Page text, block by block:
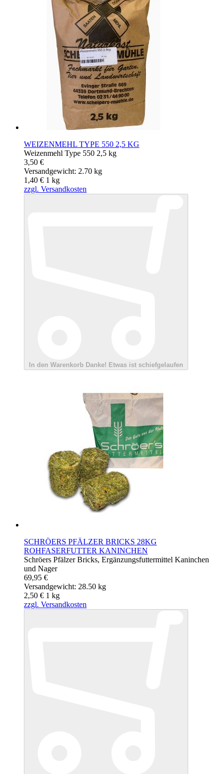
WEIZENMEHL TYPE 550 2,5 KG
Weizenmehl Type 550 2,5 kg
3,50 €
Versandgewicht: 2.70 kg
1,40 € 1 kg
zzgl. Versandkosten
In den Warenkorb Danke! Etwas ist schiefgelaufen
SCHRÖERS PFÄLZER BRICKS 28KG
ROHFASERFUTTER KANINCHEN
Schröers Pfälzer Bricks, Ergänzungsfuttermittel Kaninchen
und Nager
69,95 €
Versandgewicht: 28.50 kg
2,50 € 1 kg
zzgl. Versandkosten